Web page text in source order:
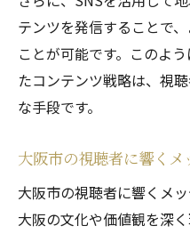
テンツを発信することで
ことが可能です。このよ
たコンテンツ戦略は、視
な手段です。
大阪市の視聴者に響くメ
大阪市の視聴者に響くメ
大阪の文化や価値観を深